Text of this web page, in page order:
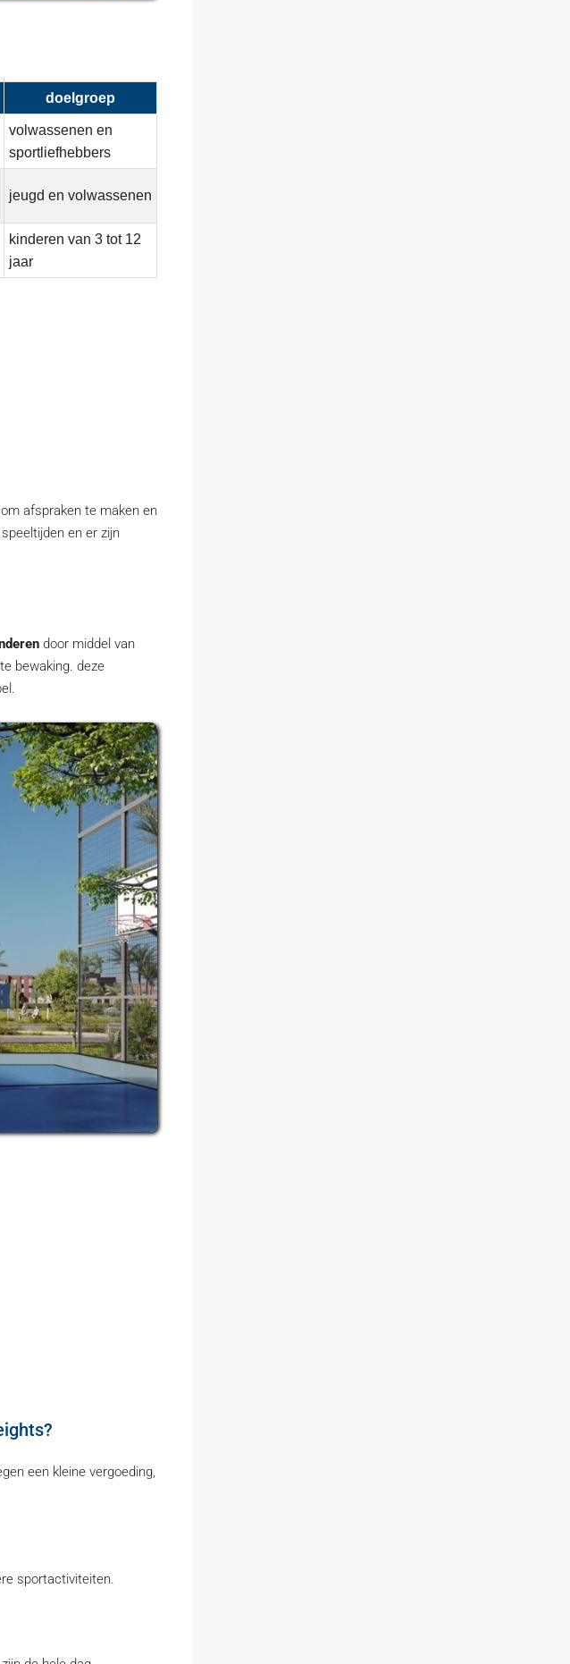
doelgroep
volwassenen en
sportliefhebbers
jeugd en volwassenen
kinderen van 3 tot 12
jaar
afspraken te maken en
en er zijn
door middel van
bewaking. deze
een kleine vergoeding,
sportactiviteiten.